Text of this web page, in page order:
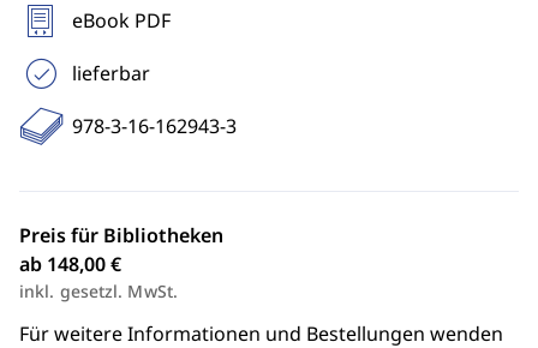
eBook PDF
lieferbar
978-3-16-162943-3
Preis für Bibliotheken
ab 148,00 €
inkl. gesetzl. MwSt.
Für weitere Informationen und Bestellungen wenden